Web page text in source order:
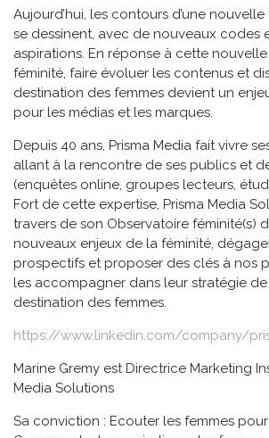
Aujourd’hui, les contours d’une
se dessinent, avec de nouveaux codes
aspirations. En réponse à cette
féminité, faire évoluer les contenus et
destination des femmes devient un
pour les médias et les marques.
Depuis 40 ans, Prisma Media fait vivre
allant à la rencontre de ses publics et
(enquêtes online, groupes lecteurs,
Fort de cette expertise, Prisma Media
travers de son Observatoire féminité(s)
nouveaux enjeux de la féminité,
prospectifs et proposer des clés à nos
les accompagner dans leur stratégie
destination des femmes.
https://www.linkedin.com/company/
Marine Gremy est Directrice Marketing
Media Solutions
Sa conviction : Ecouter les femmes